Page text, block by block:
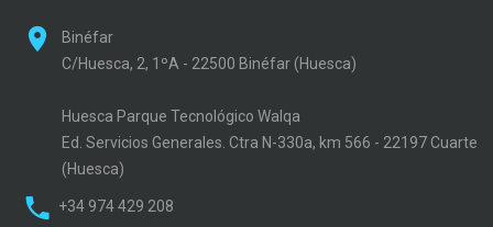
Binéfar
C/Huesca, 2, 1ºA - 22500 Binéfar (Huesca)
Huesca Parque Tecnológico Walqa
Ed. Servicios Generales. Ctra N-330a, km 566 - 22197 Cuarte
(Huesca)
+34 974 429 208